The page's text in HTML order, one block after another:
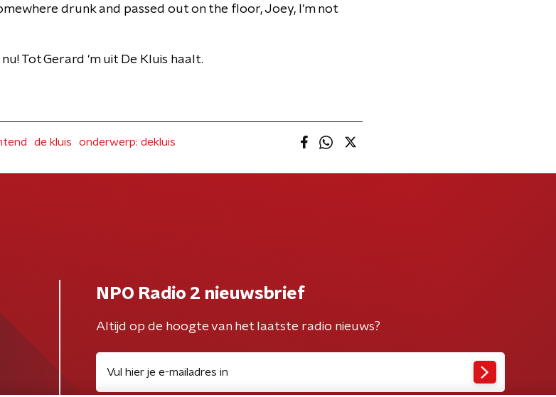
drunk and passed out on the floor, Joey, I'm not
Tot Gerard 'm uit De Kluis haalt.
de kluis onderwerp: dekluis
NPO Radio 2 nieuwsbrief
Altijd op de hoogte van het laatste radio nieuws?